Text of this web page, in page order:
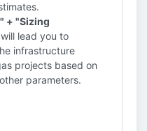
+ "Sizing
lead you to
infrastructure
projects based on
parameters.